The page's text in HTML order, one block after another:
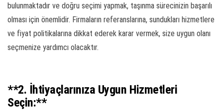
bulunmaktadır ve doğru seçimi yapmak, taşınma sürecinizin başarılı
olması için önemlidir. Firmaların referanslarına, sundukları hizmetlere
ve fiyat politikalarına dikkat ederek karar vermek, size uygun olanı
seçmenize yardımcı olacaktır.
**2. İhtiyaçlarınıza Uygun Hizmetleri
Seçin:**